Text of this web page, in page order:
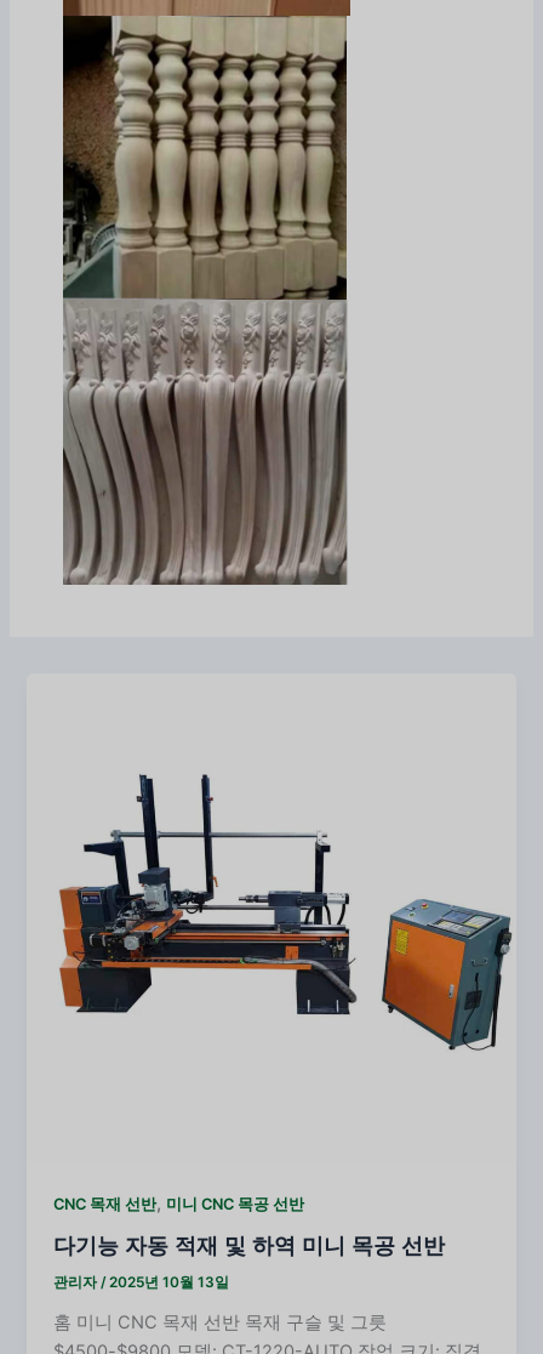
CNC 목재 선반, 미니 CNC 목공 선반
다기능 자동 적재 및 하역 미니 목공 선반
관리자/2025년 10월 13일
홈 미니 CNC 목재 선반 목재 구슬 및 그릇